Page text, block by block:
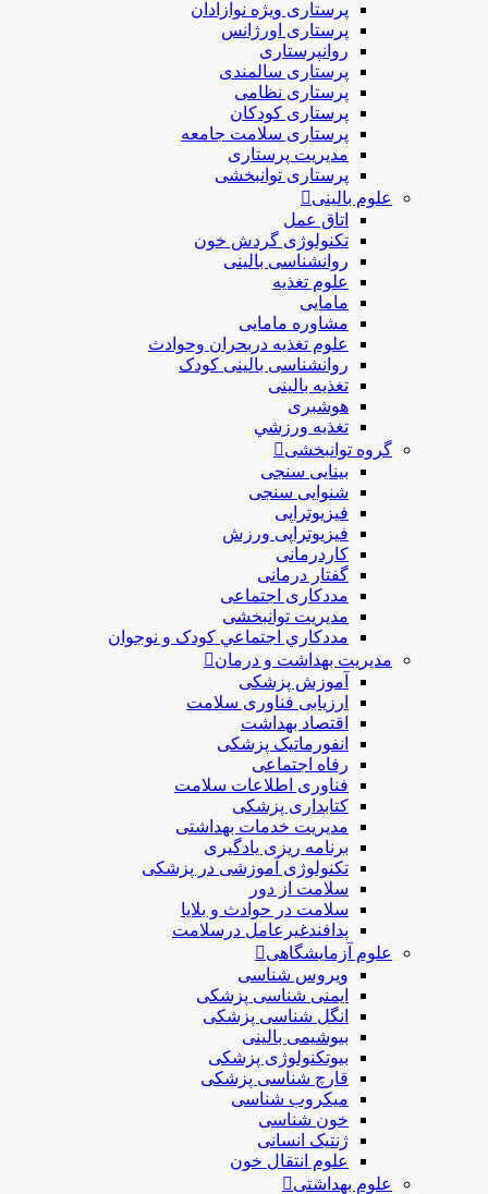
پرستاری ويژه نوازادان
پرستاری اورژانس
روانپرستاری
پرستاری سالمندی
پرستاری نظامی
پرستاری کودکان
پرستاری سلامت جامعه
مدیریت پرستاری
پرستاری توانبخشی
علوم بالینی
اتاق عمل
تکنولوژی گردش خون
روانشناسی بالینی
علوم تغذیه
مامایی
مشاوره مامایی
علوم تغذیه دربحران وحوادث
روانشناسی بالینی کودک
تغذیه بالینی
هوشبری
تغذيه ورزشي
گروه توانبخشی
بینایی سنجی
شنوایی سنجی
فیزیوتراپی
فیزیوتراپی ورزش
کاردرمانی
گفتار درمانی
مددکاری اجتماعی
مديريت توانبخشی
مددکاري اجتماعي کودک و نوجوان
مدیریت بهداشت و درمان
آموزش پزشکی
ارزیابی فناوری سلامت
اقتصاد بهداشت
انفورماتیک پزشکی
رفاه اجتماعی
فناوری اطلاعات سلامت
کتابداری پزشکی
مديريت خدمات بهداشتی
برنامه ریزی یادگیری
تکنولوژی آموزشی در پزشکی
سلامت از دور
سلامت در حوادث و بلایا
پدافندغیرعامل درسلامت
علوم آزمایشگاهی
ویروس شناسی
ایمنی شناسی پزشكی
انگل شناسی پزشکی
بیوشیمی بالینی
بیوتکنولوژی پزشکی
قارچ شناسی پزشکی
ميكروب شناسی
خون شناسی
ژنتیک انسانی
علوم انتقال خون
علوم بهداشتی